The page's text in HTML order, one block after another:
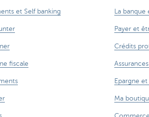
et Self banking
fiscale
La banque
Payer et
Crédits
Epargne
Ma